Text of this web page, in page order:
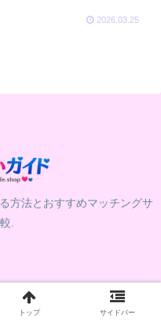
2026.03.25
方法とおすすめマッチングサ
.
トップ サイドバー